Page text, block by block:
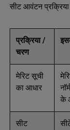
सीट आवंटन
प्रक्रिया /
चरण
मेरिट सूची
का आधार
के
सीट